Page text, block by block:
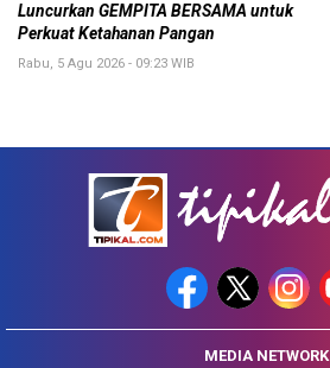
Luncurkan GEMPITA BERSAMA untuk
Perkuat Ketahanan Pangan
Rabu, 5 Agu 2026 - 09:23 WIB
MEDIA NETWORK